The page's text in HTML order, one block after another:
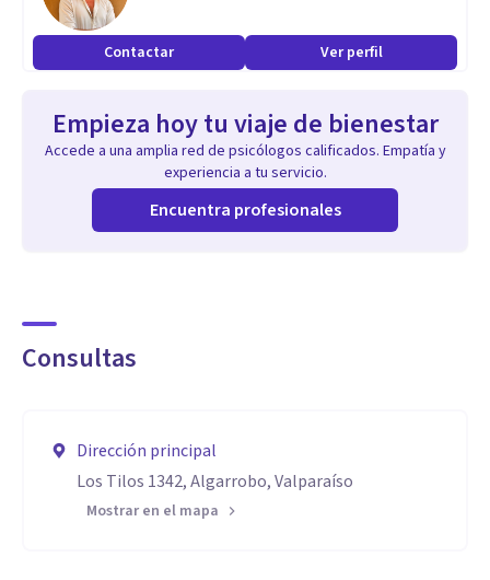
Contactar Ver perfil
Empieza hoy tu viaje de bienestar
Accede a una amplia red de psicólogos calificados. Empatía y
experiencia a tu servicio.
Encuentra profesionales
Consultas
Dirección principal
Los Tilos 1342, Algarrobo, Valparaíso
Mostrar en el mapa